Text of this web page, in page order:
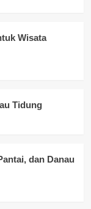
Wisata
Tidung
dan Danau